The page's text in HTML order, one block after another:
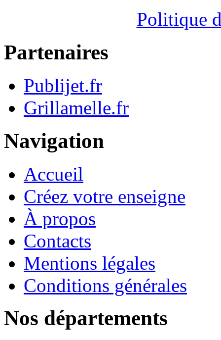
Politique
Partenaires
Publijet.fr
Grillamelle.fr
Navigation
Accueil
Créez votre enseigne
À propos
Contacts
Mentions légales
Conditions générales
Nos départements